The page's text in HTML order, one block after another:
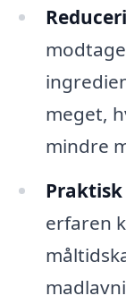
meget,
mindre
erfaren